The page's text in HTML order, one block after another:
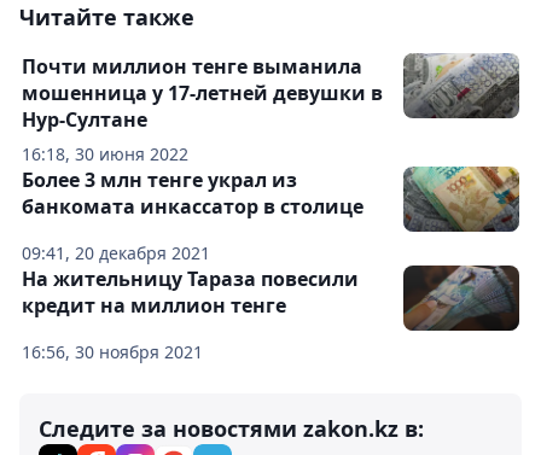
Читайте также
16:18, 30 июня 2022
Почти миллион тенге выманила
мошенница у 17-летней девушки в
Нур-Султане
09:41, 20 декабря 2021
Более 3 млн тенге украл из
банкомата инкассатор в столице
16:56, 30 ноября 2021
На жительницу Тараза повесили
кредит на миллион тенге
Следите за новостями zakon.kz в: